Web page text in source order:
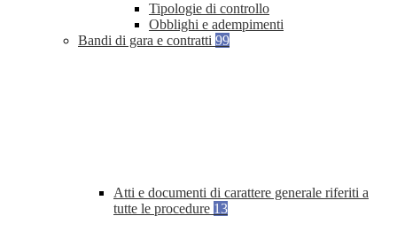
Tipologie di controllo
Obblighi e adempimenti
Bandi di gara e contratti 99
Atti e documenti di carattere generale riferiti a
tutte le procedure 13